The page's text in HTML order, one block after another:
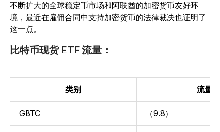
不断扩大的全球稳定币市场和阿联酋的加密货币友好环
境，最近在雇佣合同中支持加密货币的法律裁决也证明了
这一点。
比特币现货 ETF 流量：
类别 流量
GBTC （9.8）